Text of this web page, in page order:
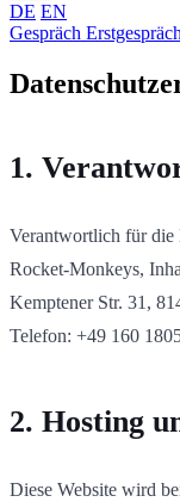
DE EN
Gespräch Erstgespräch
1.
Verantwortlich für die
Rocket-Monkeys,
Kemptener Str. 31,
Telefon: +49 160
2. Hosting
Diese Website wird